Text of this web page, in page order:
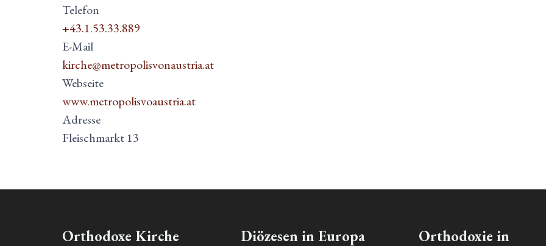
Telefon
+43.1.53.33.889
E-Mail
kirche@metropolisvonaustria.at
Webseite
www.metropolisvoaustria.at
Adresse
Fleischmarkt 13
Orthodoxe Kirche
Diözesen in Europa
Orthodoxie in